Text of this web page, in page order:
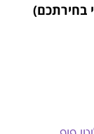
בחירתכם)